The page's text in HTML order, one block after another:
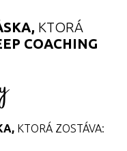
KTORÁ
COACHING
KTORÁ ZOSTÁVA: